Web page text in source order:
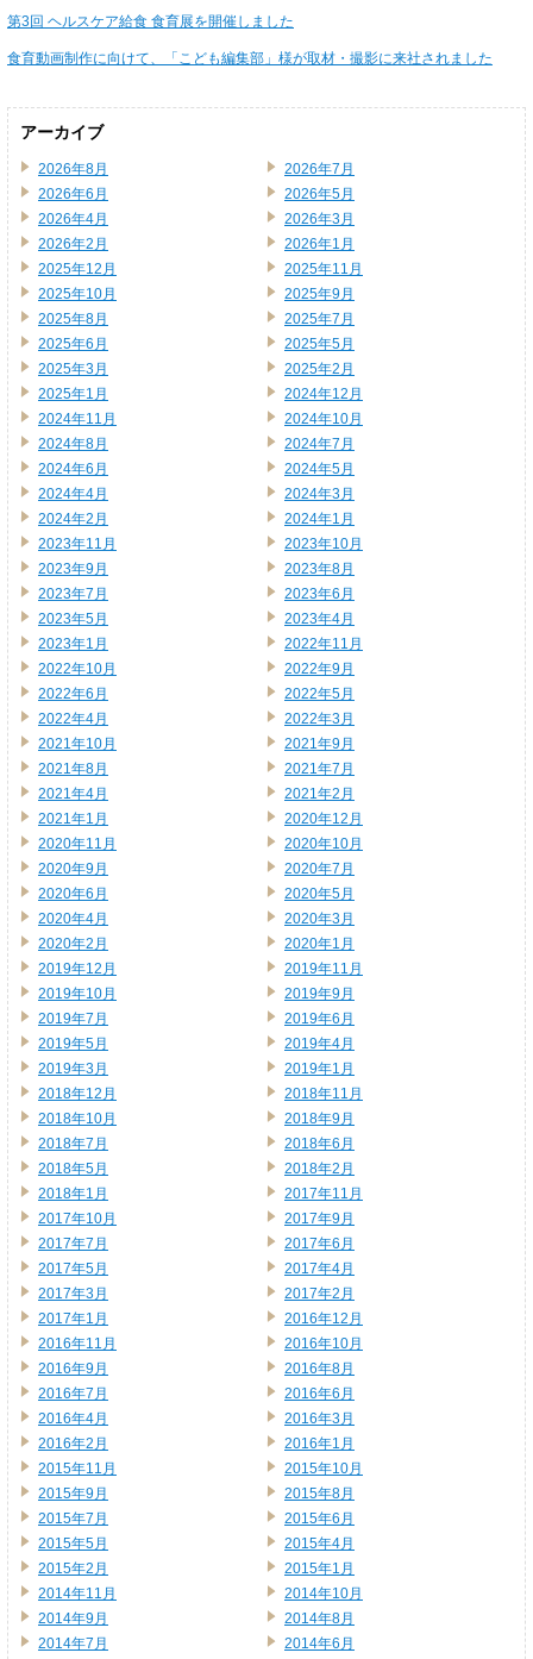
第3回 ヘルスケア給食 食育展を開催しました
食育動画制作に向けて、「こども編集部」様が取材・撮影に来社されました
アーカイブ
2026年8月
2026年7月
2026年6月
2026年5月
2026年4月
2026年3月
2026年2月
2026年1月
2025年12月
2025年11月
2025年10月
2025年9月
2025年8月
2025年7月
2025年6月
2025年5月
2025年3月
2025年2月
2025年1月
2024年12月
2024年11月
2024年10月
2024年8月
2024年7月
2024年6月
2024年5月
2024年4月
2024年3月
2024年2月
2024年1月
2023年11月
2023年10月
2023年9月
2023年8月
2023年7月
2023年6月
2023年5月
2023年4月
2023年1月
2022年11月
2022年10月
2022年9月
2022年6月
2022年5月
2022年4月
2022年3月
2021年10月
2021年9月
2021年8月
2021年7月
2021年4月
2021年2月
2021年1月
2020年12月
2020年11月
2020年10月
2020年9月
2020年7月
2020年6月
2020年5月
2020年4月
2020年3月
2020年2月
2020年1月
2019年12月
2019年11月
2019年10月
2019年9月
2019年7月
2019年6月
2019年5月
2019年4月
2019年3月
2019年1月
2018年12月
2018年11月
2018年10月
2018年9月
2018年7月
2018年6月
2018年5月
2018年2月
2018年1月
2017年11月
2017年10月
2017年9月
2017年7月
2017年6月
2017年5月
2017年4月
2017年3月
2017年2月
2017年1月
2016年12月
2016年11月
2016年10月
2016年9月
2016年8月
2016年7月
2016年6月
2016年4月
2016年3月
2016年2月
2016年1月
2015年11月
2015年10月
2015年9月
2015年8月
2015年7月
2015年6月
2015年5月
2015年4月
2015年2月
2015年1月
2014年11月
2014年10月
2014年9月
2014年8月
2014年7月
2014年6月